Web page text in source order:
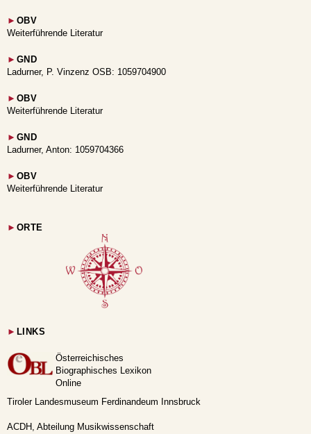
► OBV
Weiterführende Literatur
► GND
Ladurner, P. Vinzenz OSB: 1059704900
► OBV
Weiterführende Literatur
► GND
Ladurner, Anton: 1059704366
► OBV
Weiterführende Literatur
► ORTE
► LINKS
Österreichisches
Biographisches Lexikon
Online
Tiroler Landesmuseum Ferdinandeum Innsbruck
ACDH, Abteilung Musikwissenschaft